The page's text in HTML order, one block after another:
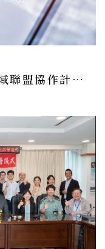
115年度國產藥品自主及區域聯盟協作計畫-輔導申請